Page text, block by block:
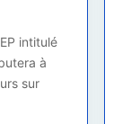
intitulé
à
sur